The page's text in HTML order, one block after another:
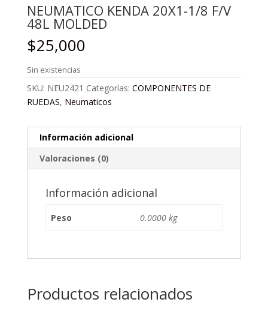
NEUMATICO KENDA 20X1-1/8 F/V
48L MOLDED
$25,000
Sin existencias
SKU: NEU2421 Categorías: COMPONENTES DE
RUEDAS, Neumaticos
Información adicional
Valoraciones (0)
Información adicional
Peso 0.0000 kg
Productos relacionados